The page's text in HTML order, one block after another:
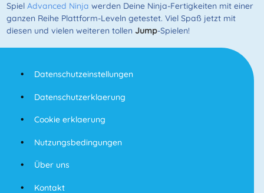
Spiel Advanced Ninja werden Deine Ninja-Fertigkeiten mit einer
ganzen Reihe Plattform-Leveln getestet. Viel Spaß jetzt mit
diesen und vielen weiteren tollen Jump-Spielen!
Datenschutzeinstellungen
Datenschutzerklaerung
Cookie erklaerung
Nutzungsbedingungen
Über uns
Kontakt